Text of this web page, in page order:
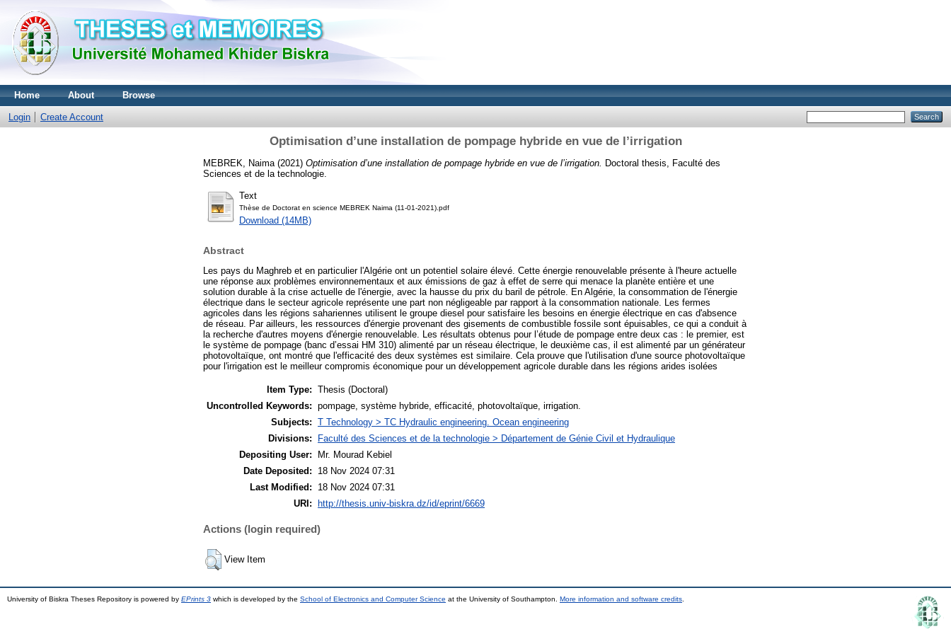
Home About Browse
Login Create Account
Optimisation d’une installation de pompage hybride en vue de l’irrigation
MEBREK, Naima (2021) Optimisation d’une installation de pompage hybride en vue de l’irrigation.
Doctoral thesis, Faculté des
Sciences et de la technologie.
Text
Thèse de Doctorat en science MEBREK Naima (11-01-2021).pdf
Download (14MB)
Abstract
Les pays du Maghreb et en particulier l'Algérie ont un potentiel solaire élevé. Cette énergie renouvelable présente à l'heure actuelle
une réponse aux problèmes environnementaux et aux émissions de gaz à effet de serre qui menace la planète entière et une
solution durable à la crise actuelle de l'énergie, avec la hausse du prix du baril de pétrole. En Algérie, la consommation de l'énergie
électrique dans le secteur agricole représente une part non négligeable par rapport à la consommation nationale. Les fermes
agricoles dans les régions sahariennes utilisent le groupe diesel pour satisfaire les besoins en énergie électrique en cas d'absence
de réseau. Par ailleurs, les ressources d'énergie provenant des gisements de combustible fossile sont épuisables, ce qui a conduit à
la recherche d'autres moyens d'énergie renouvelable. Les résultats obtenus pour l’étude de pompage entre deux cas : le premier, est
le système de pompage (banc d’essai HM 310) alimenté par un réseau électrique, le deuxième cas, il est alimenté par un générateur
photovoltaïque, ont montré que l'efficacité des deux systèmes est similaire. Cela prouve que l'utilisation d'une source photovoltaïque
pour l'irrigation est le meilleur compromis économique pour un développement agricole durable dans les régions arides isolées
Item Type: Thesis (Doctoral)
Uncontrolled Keywords: pompage, système hybride, efficacité, photovoltaïque, irrigation.
Subjects: T Technology > TC Hydraulic engineering. Ocean engineering
Divisions:
Faculté des Sciences et de la technologie > Département de Génie Civil et Hydraulique
Depositing User:
Mr. Mourad Kebiel
Date Deposited:
18 Nov 2024 07:31
Last Modified:
18 Nov 2024 07:31
URI:
http://thesis.univ-biskra.dz/id/eprint/6669
Actions (login required)
View Item
University of Biskra Theses Repository is powered by EPrints 3 which is developed by the School of Electronics and Computer Science at the University of Southampton. More information and software credits